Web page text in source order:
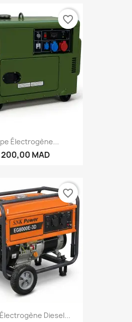
Électrogène...
200,00 MAD
favorite_border
Diesel...
favorite_border